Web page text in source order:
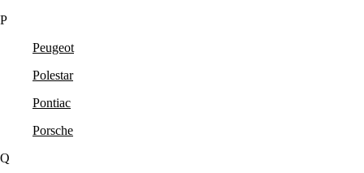
P
Peugeot
Polestar
Pontiac
Porsche
Q